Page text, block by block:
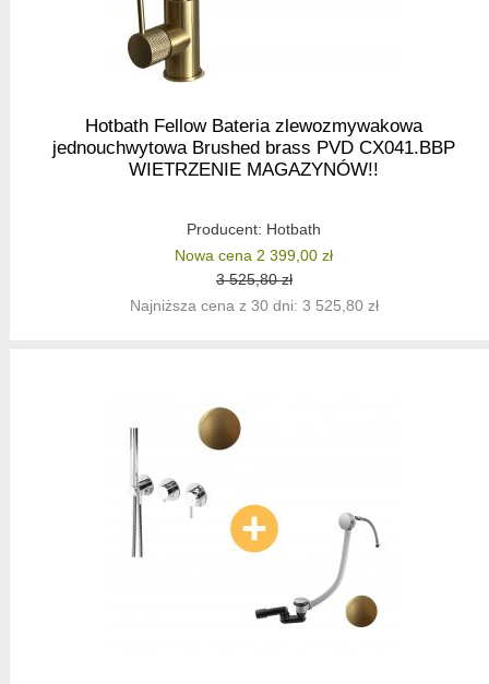
Hotbath Fellow Bateria zlewozmywakowa
jednouchwytowa Brushed brass PVD CX041.BBP
WIETRZENIE MAGAZYNÓW!!
Producent: Hotbath
Nowa cena 2 399,00 zł
3 525,80 zł
Najniższa cena z 30 dni: 3 525,80 zł